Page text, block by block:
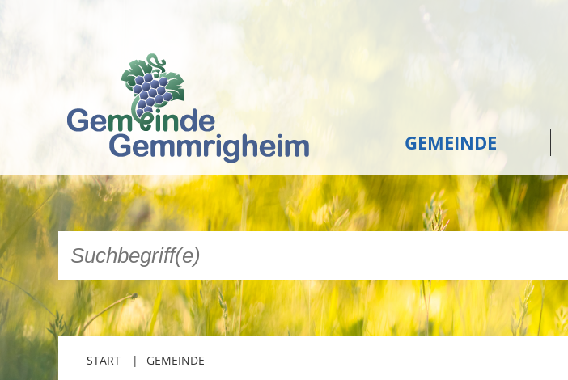
GEMEINDE
START GEMEINDE